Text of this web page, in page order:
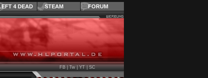
4 DEAD STEAM FORUM
FB|Tw|YT|SC